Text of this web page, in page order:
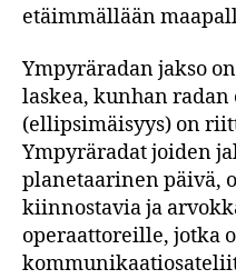
etäimmällään
Ympyräradan jakso
laskea, kunhan
(ellipsimäisyys) on
Ympyräradat joiden
planetaarinen päivä,
kiinnostavia ja
operaattoreille, jotka